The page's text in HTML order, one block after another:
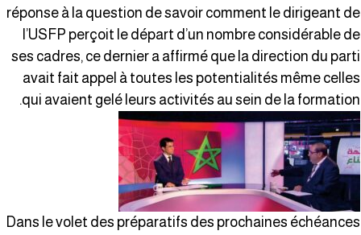
réponse à la question de savoir comment le dirigeant
l’USFP perçoit le départ d’un nombre considérable
ses cadres, ce dernier a affirmé que la direction du
avait fait appel à toutes les potentialités même
qui avaient gelé leurs activités au sein de la
Dans le volet des préparatifs des prochaines